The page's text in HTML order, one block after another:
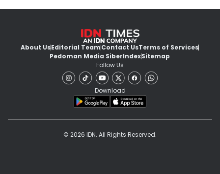
About UsEditorial TeamContact UsTerms of Services
Pedoman Media SiberIndexSitemap
Follow Us
Download
© 2026 IDN. All Rights Reserved.